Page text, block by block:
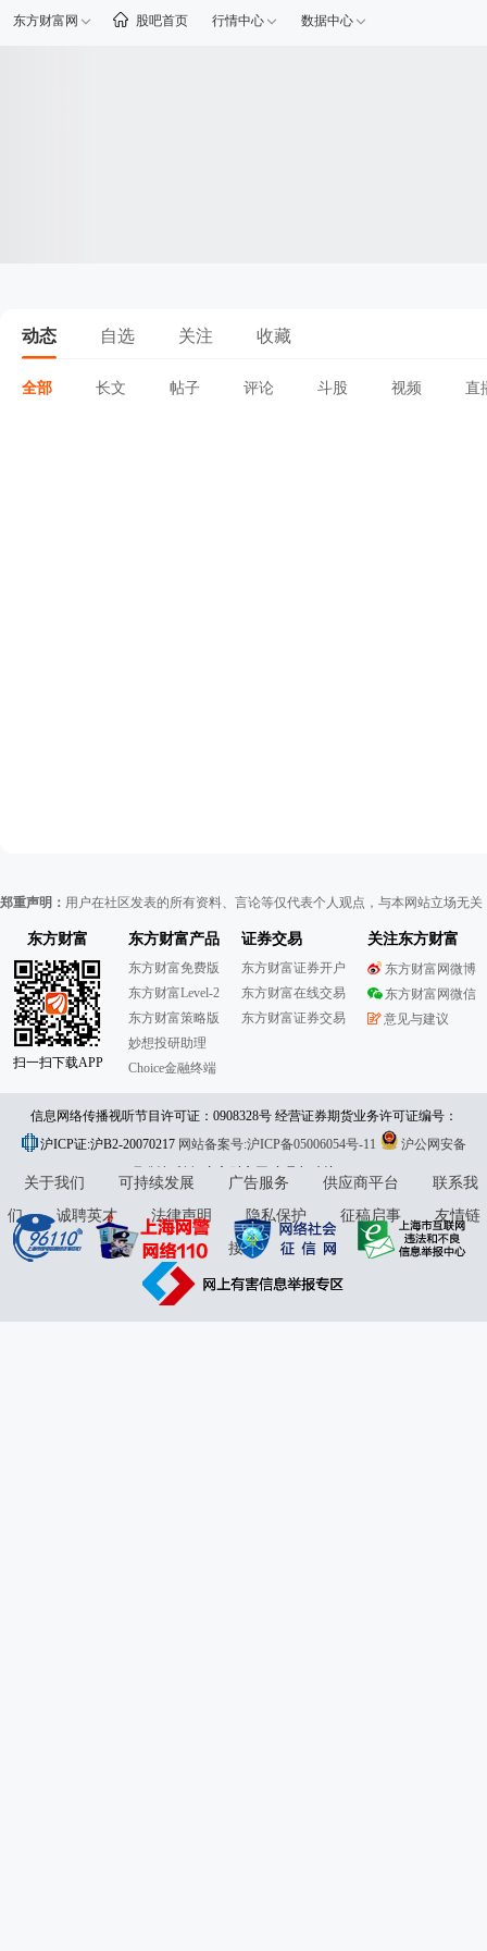
东方财富网 股吧首页 行情中心 数据中心
动态 自选 关注 收藏
全部 长文 帖子 评论 斗股 视频 直
郑重声明： 用户在社区发表的所有资料、言论等仅代表个人观点，与本网站立场无
东方财富
扫一扫下载APP
东方财富产品
东方财富免费版
东方财富Level-2
东方财富策略版
妙想投研助理
Choice金融终端
证券交易
东方财富证券开户
东方财富在线交易
东方财富证券交易
关注东方财富
东方财富网微博
东方财富网微信
意见与建议
信息网络传播视听节目许可证：0908328号 经营证券期货业务许可证编号：
913101046312860336 违法和不良信息举报:021-61278686 举报邮箱：
jubao@eastmoney.com
沪ICP证:沪B2-20070217 网站备案号:沪ICP备05006054号-11
沪公网安备
31010402000120号版权所有:东方财富网意见与建议:4000300059/952500
关于我们 可持续发展 广告服务 供应商平台
联系我
们
诚聘英才 法律声明 隐私保护 征稿启事
友情链
接